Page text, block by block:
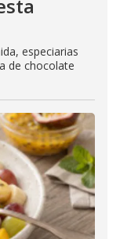
especiarias
de chocolate